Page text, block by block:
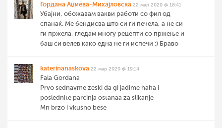
Гордана Аџиева-Михајловска 22 мар 2020 @ 18:41
Убајни, обожавам вакви работи со фил од
спанаќ. Ме бендисва што си ги печела, а не си
ги пржела, гледам многу рецепти со пржење и
баш си велев како една не ги испечи :) Браво
katerinanaskova 22 мар 2020 @ 19:14
Fala Gordana
Prvo sednavme zeski da gi jadime haha i
poslednite parcinja ostanaa za slikanje
Mn brzo i vkusno bese